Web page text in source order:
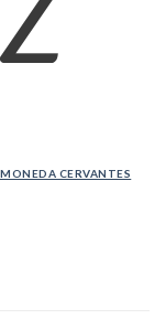
CERVANTES